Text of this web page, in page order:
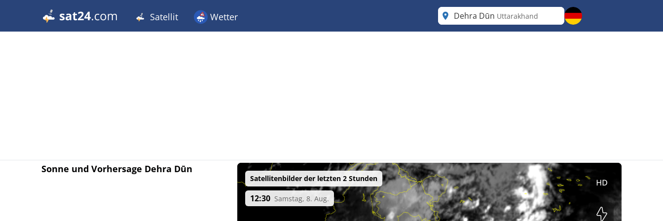
Satellit Wetter Dehra Dūn Uttarakhand
Sonne und Vorhersage Dehra Dūn
Satellitenbilder der letzten 2 Stunden
12:30 Samstag, 8. Aug.